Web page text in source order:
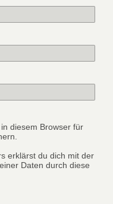
diesem Browser für
erklärst du dich mit der
Daten durch diese